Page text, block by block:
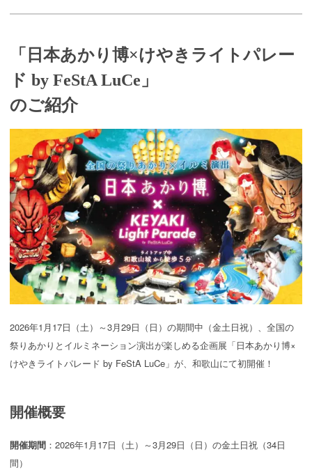
「日本あかり博×けやきライトパレー
ド by FeStA LuCe」
のご紹介
2026年1月17日（土）～3月29日（日）の期間中（金土日祝）、全国の
祭りあかりとイルミネーション演出が楽しめる企画展「日本あかり博×
けやきライトパレード by FeStA LuCe」が、和歌山にて初開催！
開催概要
開催期間 ：2026年1月17日（土）～3月29日（日）の金土日祝（34日
間）